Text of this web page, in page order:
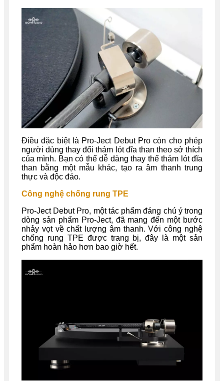
Điều đặc biệt là Pro-Ject Debut Pro còn cho phép
người dùng thay đổi thảm lót đĩa than theo sở thích
của mình. Bạn có thể dễ dàng thay thế thảm lót đĩa
than bằng một mẫu khác, tạo ra âm thanh trung
thực và độc đáo.
Công nghệ chống rung TPE
Pro-Ject Debut Pro, một tác phẩm đáng chú ý trong
dòng sản phẩm Pro-Ject, đã mang đến một bước
nhảy vọt về chất lượng âm thanh. Với công nghệ
chống rung TPE được trang bị, đây là một sản
phẩm hoàn hảo hơn bao giờ hết.